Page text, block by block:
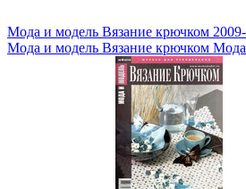
Мода и модель Вязание крючком
Мода и модель Вязание крючком